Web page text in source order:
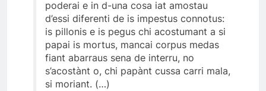
poderai e in d-una cosa iat amostau
d’essi diferenti de is impestus connotus:
is pillonis e is pegus chi acostumant a si
papai is mortus, mancai corpus medas
fiant abarraus sena de interru, no
s’acostànt o, chi papànt cussa carri mala,
si moriant. (…)